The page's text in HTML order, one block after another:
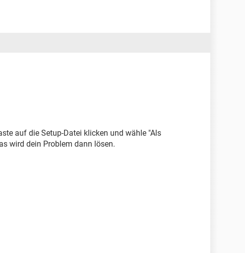
auf die Setup-Datei klicken und wähle "Als
wird dein Problem dann lösen.